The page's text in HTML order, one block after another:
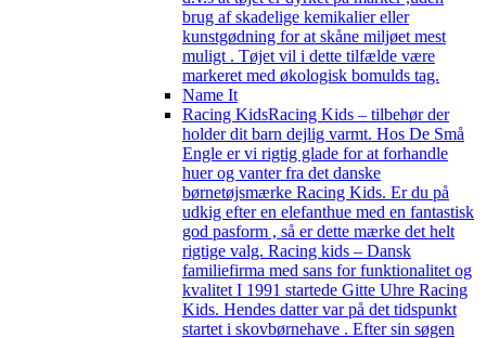
brug af skadelige kemikalier eller
kunstgødning for at skåne miljøet mest
muligt . Tøjet vil i dette tilfælde være
markeret med økologisk bomulds tag.
Name It
Racing KidsRacing Kids – tilbehør der
holder dit barn dejlig varmt. Hos De Små
Engle er vi rigtig glade for at forhandle
huer og vanter fra det danske
børnetøjsmærke Racing Kids. Er du på
udkig efter en elefanthue med en fantastisk
god pasform , så er dette mærke det helt
rigtige valg. Racing kids – Dansk
familiefirma med sans for funktionalitet og
kvalitet I 1991 startede Gitte Uhre Racing
Kids. Hendes datter var på det tidspunkt
startet i skovbørnehave . Efter sin søgen